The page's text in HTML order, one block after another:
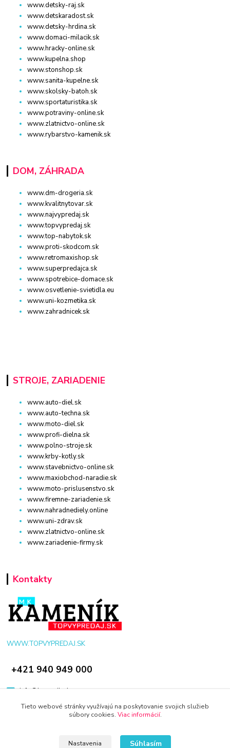
www.detsky-raj.sk
www.detskaradost.sk
www.detsky-hrdina.sk
www.domaci-milacik.sk
www.hracky-online.sk
www.kupelna.shop
www.stonshop.sk
www.sanita-kupelne.sk
www.skolsky-batoh.sk
www.sportaturistika.sk
www.potraviny-online.sk
www.zlatnictvo-online.sk
www.rybarstvo-kamenik.sk
DOM, ZÁHRADA
www.dm-drogeria.sk
www.kvalitnytovar.sk
www.najvypredaj.sk
www.topvypredaj.sk
www.top-nabytok.sk
www.proti-skodcom.sk
www.retromaxishop.sk
www.superpredajca.sk
www.spotrebice-domace.sk
www.osvetlenie-svietidla.eu
www.uni-kozmetika.sk
www.zahradnicek.sk
STROJE, ZARIADENIE
www.auto-diel.sk
www.auto-techna.sk
www.moto-diel.sk
www.profi-dielna.sk
www.polno-stroje.sk
www.krby-kotly.sk
www.stavebnictvo-online.sk
www.maxiobchod-naradie.sk
www.moto-prislusenstvo.sk
www.firemne-zariadenie.sk
www.nahradnediely.online
www.uni-zdrav.sk
www.zlatnictvo-online.sk
www.zariadenie-firmy.sk
Kontakty
WWW.TOPVYPREDAJ.SK
+421 940 949 000
info@kamenik.sk
Tieto webové stránky využívajú na poskytovanie svojich služieb
súbory cookies. Viac informácií.
Nastavenia Súhlasím